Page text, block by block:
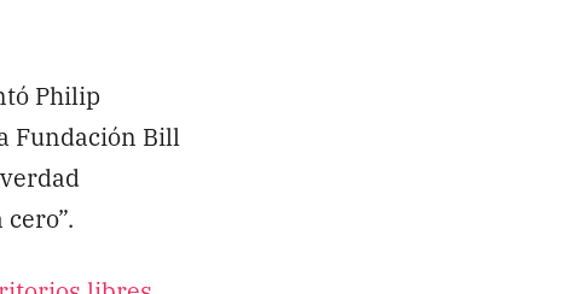
Philip
Fundación Bill